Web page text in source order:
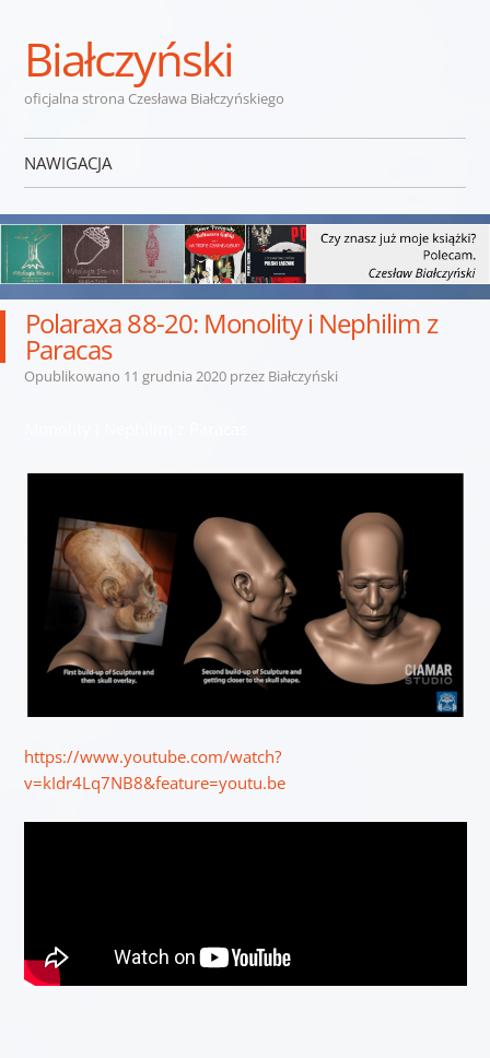
Białczyński
oficjalna strona Czesława Białczyńskiego
NAWIGACJA
Polaraxa 88-20: Monolity i Nephilim z
Paracas
Opublikowano 11 grudnia 2020przez Białczyński
https://www.youtube.com/watch?
v=kIdr4Lq7NB8&feature=youtu.be